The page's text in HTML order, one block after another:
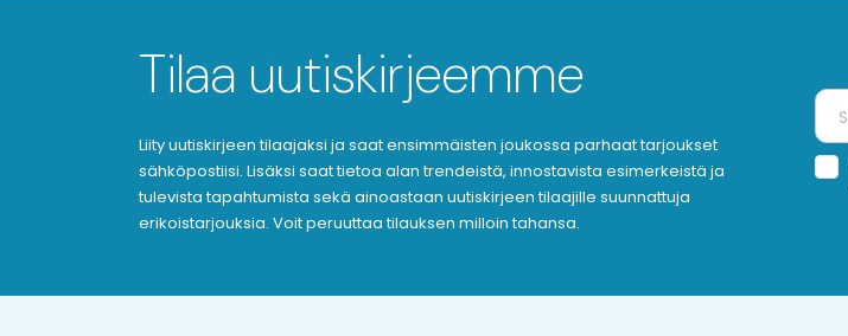
Tilaa uutiskirjeemme
Liity uutiskirjeen tilaajaksi ja saat ensimmäisten joukossa parhaat tarjoukset
sähköpostiisi. Lisäksi saat tietoa alan trendeistä, innostavista esimerkeistä ja
tulevista tapahtumista sekä ainoastaan uutiskirjeen tilaajille suunnattuja
erikoistarjouksia. Voit peruuttaa tilauksen milloin tahansa.